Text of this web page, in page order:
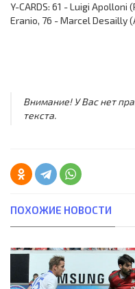
Y-CARDS: 61 - Luigi Apolloni
Eranio, 76 - Marcel Desailly
Внимание! У Вас нет
текста.
ПОХОЖИЕ НОВОСТИ